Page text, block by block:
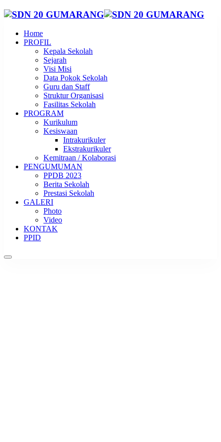
Home
PROFIL
Kepala Sekolah
Sejarah
Visi Misi
Data Pokok Sekolah
Guru dan Staff
Struktur Organisasi
Fasilitas Sekolah
PROGRAM
Kurikulum
Kesiswaan
Intrakurikuler
Ekstrakurikuler
Kemitraan / Kolaborasi
PENGUMUMAN
PPDB 2023
Berita Sekolah
Prestasi Sekolah
GALERI
Photo
Video
KONTAK
PPID